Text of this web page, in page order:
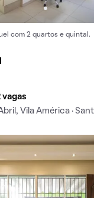
com 2 quartos e quintal.
vagas
Vila América ·